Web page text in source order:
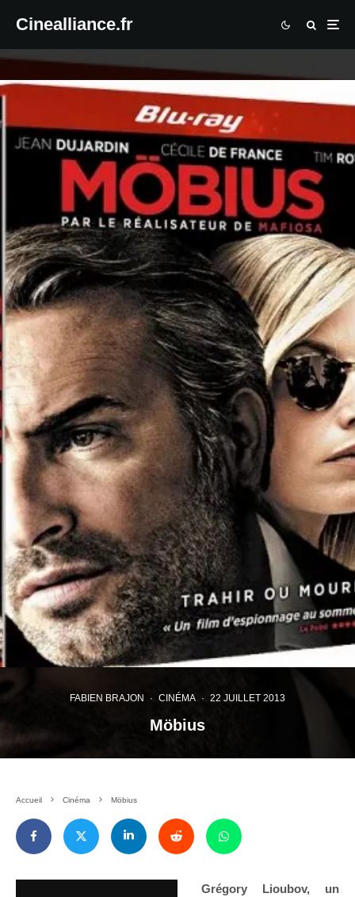
Cinealliance.fr
FABIEN BRAJON · CINÉMA · 22 JUILLET 2013
Möbius
Accueil Cinéma Möbius
Grégory Lioubov, un